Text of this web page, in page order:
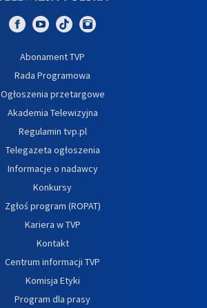
Abonament TVP
Rada Programowa
Ogłoszenia przetargowe
Akademia Telewizyjna
Regulamin tvp.pl
Telegazeta ogłoszenia
Informacje o nadawcy
Konkursy
Zgłoś program (ROPAT)
Kariera w TVP
Kontakt
Centrum informacji TVP
Komisja Etyki
Program dla prasy